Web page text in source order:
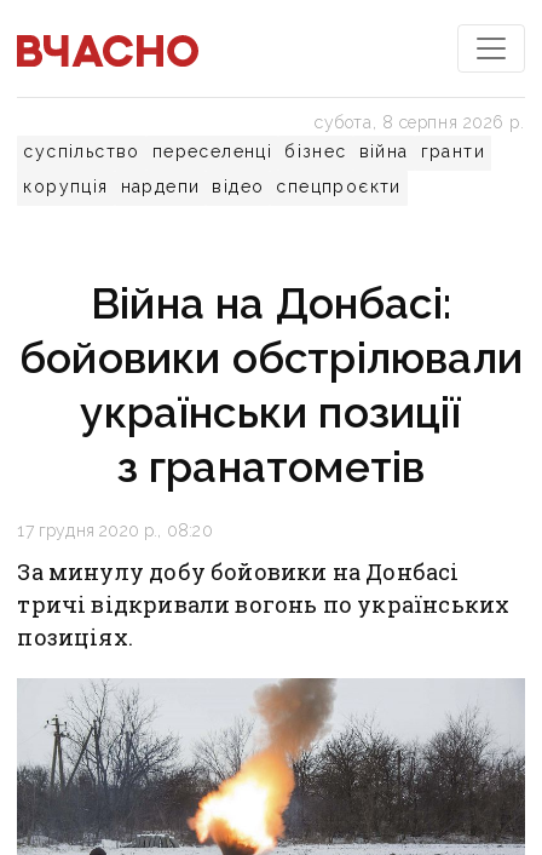
суспільство переселенці бізнес війна
гранти
корупція
нардепи відео спецпроєкти
субота, 8 серпня 2026 р.
Війна на Донбасі:
бойовики обстрілювали
українськи позиції
з гранатометів
17 грудня 2020 р., 08:20
За минулу добу бойовики на Донбасі
тричі відкривали вогонь по українських
позиціях.